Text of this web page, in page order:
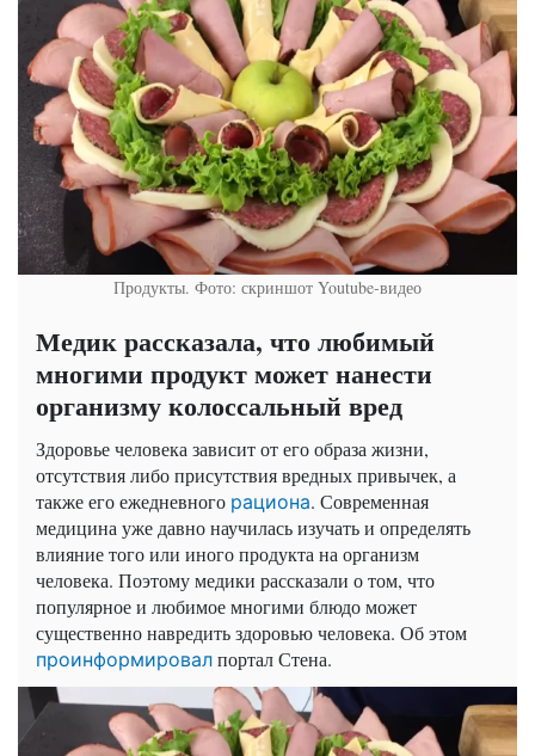
Продукты. Фото: скриншот Youtube-видео
Медик рассказала, что любимый
многими продукт может нанести
организму колоссальный вред
Здоровье человека зависит от его образа жизни,
отсутствия либо присутствия вредных привычек, а
также его ежедневного рациона. Современная
медицина уже давно научилась изучать и определять
влияние того или иного продукта на организм
человека. Поэтому медики рассказали о том, что
популярное и любимое многими блюдо может
существенно навредить здоровью человека. Об этом
проинформировал портал Стена.